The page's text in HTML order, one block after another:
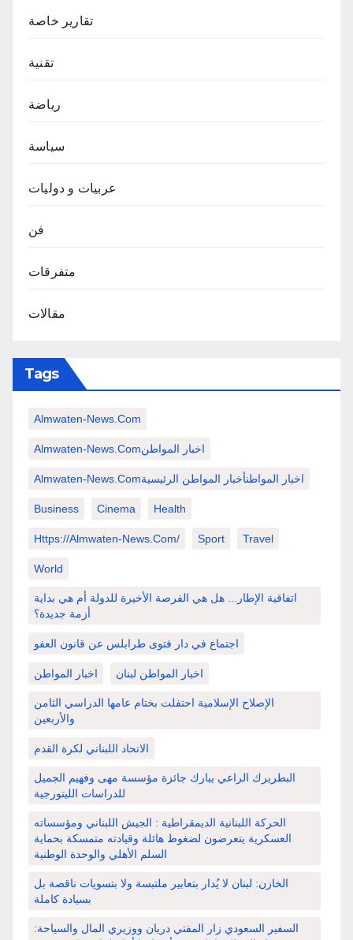
تقارير خاصة
تقنية
رياضة
سياسة
عربيات و دوليات
فن
متفرقات
مقالات
Tags
Almwaten-News.com
Almwaten-News.comاخبار المواطن
Almwaten-News.comاخبار المواطنأخبار المواطن الرئيسية
Business Cinema Health
Https://almwaten-News.com/ Sport Travel
World
اتفاقية الإطار... هل هي الفرصة الأخيرة للدولة أم هي بداية
أزمة جديدة؟
اجتماع في دار فتوى طرابلس عن قانون العفو
اخبار المواطن اخبار المواطن لبنان
الإصلاح الإسلامية احتفلت بختام عامها الدراسي الثامن
والأربعين
الاتحاد اللبناني لكرة القدم
البطريرك الراعي يبارك جائزة مؤسسة مهى وفهيم الجميل
للدراسات الليتورجية
الحركة اللبنانية الديمقراطية : الجيش اللبناني ومؤسساته
العسكرية يتعرضون لضغوط هائلة وقيادته متمسكة بحماية
السلم الأهلي والوحدة الوطنية
الخازن: لبنان لا يُدار بتعابير ملتبسة ولا بتسويات ناقصة بل
بسيادة كاملة
السفير السعودي زار المفتي دريان ووزيري المال والسياحة: